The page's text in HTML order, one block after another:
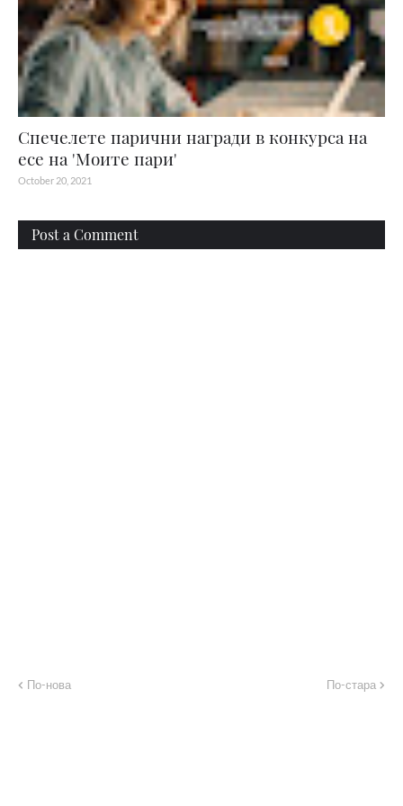
Спечелете парични награди в конкурса на
есе на 'Моите пари'
October 20, 2021
Post a Comment
По-нова По-стара